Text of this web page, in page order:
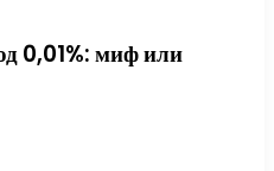
0,01%: миф или